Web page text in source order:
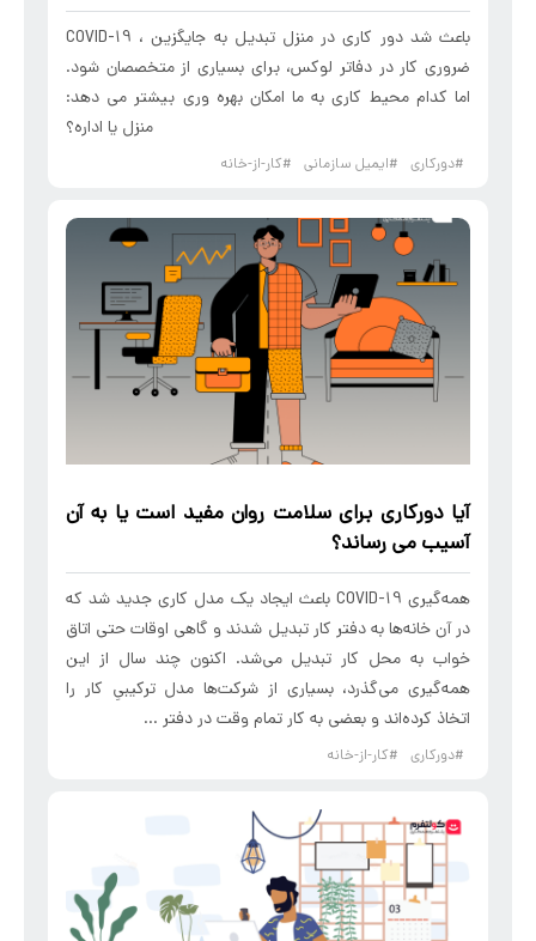
COVID-19 ، باعث شد دور کاری در منزل تبدیل به جایگزین
ضروری کار در دفاتر لوکس، برای بسیاری از متخصصان شود.
اما کدام محیط کاری به ما امکان بهره وری بیشتر می دهد:
منزل یا اداره؟
#دورکاری #ایمیل سازمانی #کار-از-خانه
آیادورکاری برای سلامت روان مفید است یا به آن
آسیب می رساند؟
همه‌گیری COVID-19 باعث ایجاد یک مدل کاری جدید شد که
در آن خانه‌ها به دفتر کار تبدیل ‌شدند و گاهی اوقات حتی اتاق
خواب به محل کار تبدیل می‌شد. اکنون چند سال از این
همه‌گیری می‌گذرد، بسیاری از شرکت‌ها مدل ترکیبیِ کار را
اتخاذ کرده‌اند و بعضی به کار تمام وقت در دفتر ...
#دورکاری #کار-از-خانه